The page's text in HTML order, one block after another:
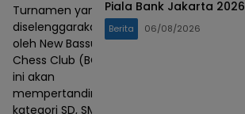
Turnamen yang
diselenggarakan
oleh New Bassura
Chess Club (BCC)
ini akan
mempertandingkan
kategori SD, SMP,
Piala Bank Jakarta 2026
Berita 06/08/2026